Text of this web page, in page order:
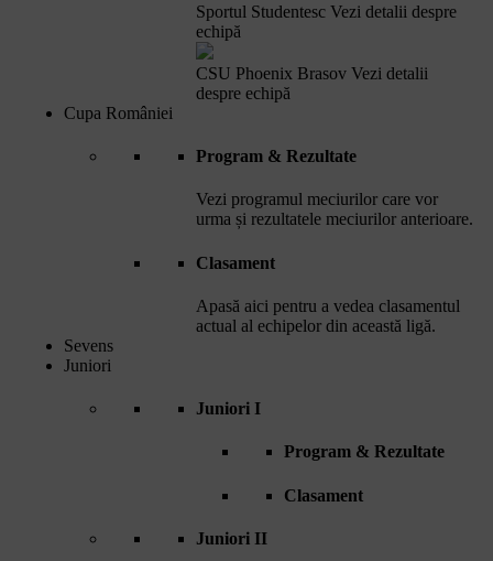
Sportul Studentesc Vezi detalii despre
echipă
CSU Phoenix Brasov Vezi detalii
despre echipă
Cupa României
Program & Rezultate
Vezi programul meciurilor care vor
urma și rezultatele meciurilor anterioare.
Clasament
Apasă aici pentru a vedea clasamentul
actual al echipelor din această ligă.
Sevens
Juniori
Juniori I
Program & Rezultate
Clasament
Juniori II